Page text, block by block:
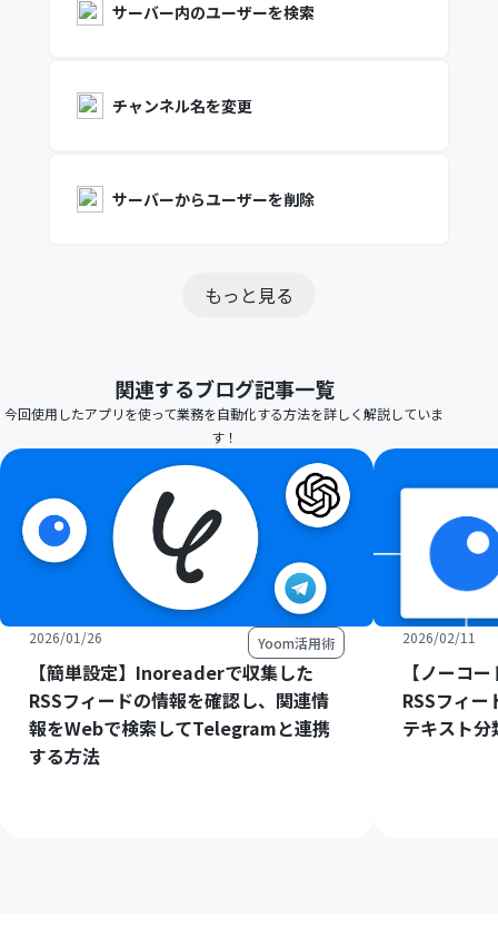
サーバー内のユーザーを検索
チャンネル名を変更
サーバーからユーザーを削除
もっと見る
関連するブログ記事一覧
今回使用したアプリを使って業務を自動化する方法を詳しく解説していま
す！
2026/01/26 Yoom活用術
【簡単設定】Inoreaderで収集した
RSSフィードの情報を確認し、関連情
報をWebで検索してTelegramと連携
する方法
2026/02/11
【ノーコ
RSSフィ
テキスト